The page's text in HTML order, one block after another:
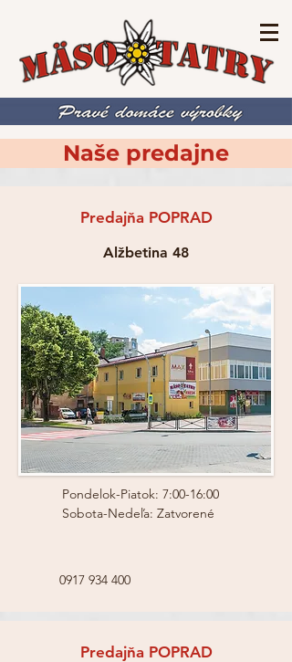
Naše predajne
Predajňa POPRAD
Alžbetina 48
Pondelok-Piatok: 7:00-16:00
Sobota-Nedeľa: Zatvorené
0917 934 400
Predajňa POPRAD